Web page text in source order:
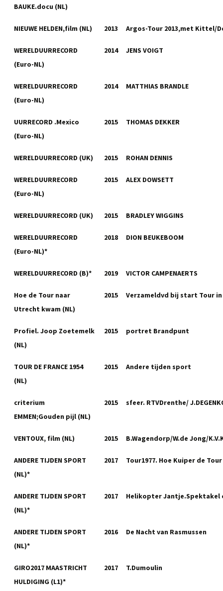
BAUKE.docu (NL)
NIEUWE HELDEN,film (NL) 2013 Argos-Tour 2013,met Kittel/
WERELDUURRECORD
(Euro-NL)
2014 JENS VOIGT
WERELDUURRECORD
(Euro-NL)
2014 MATTHIAS BRANDLE
UURRECORD .Mexico
(Euro-NL)
2015 THOMAS DEKKER
WERELDUURRECORD (UK) 2015 ROHAN DENNIS
WERELDUURRECORD
(Euro-NL)
2015 ALEX DOWSETT
WERELDUURRECORD (UK) 2015 BRADLEY WIGGINS
WERELDUURRECORD
(Euro-NL)*
2018 DION BEUKEBOOM
WERELDUURRECORD (B)* 2019 VICTOR CAMPENAERTS
Hoe de Tour naar
Utrecht kwam (NL)
2015 Verzameldvd bij start Tour
Profiel. Joop Zoetemelk
(NL)
2015 portret Brandpunt
TOUR DE FRANCE 1954
(NL)
2015 Andere tijden sport
criterium
EMMEN;Gouden pijl (NL)
2015 sfeer. RTVDrenthe/
VENTOUX, film (NL) 2015 B.Wagendorp/W.de Jong/
ANDERE TIJDEN SPORT
(NL)*
2017 Tour1977. Hoe Kuiper de
ANDERE TIJDEN SPORT
(NL)*
2017 Helikopter Jantje.Spektakel
ANDERE TIJDEN SPORT
(NL)*
2016 De Nacht van Rasmussen
GIRO2017 MAASTRICHT
HULDIGING (L1)*
2017 T.Dumoulin